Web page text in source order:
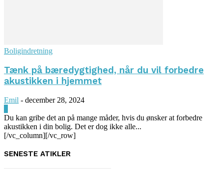
Boligindretning
Tænk på bæredygtighed, når du vil forbedre
akustikken i hjemmet
Emil - december 28, 2024
Du kan gribe det an på mange måder, hvis du ønsker at forbedre
akustikken i din bolig. Det er dog ikke alle...
[/vc_column][/vc_row]
SENESTE ATIKLER